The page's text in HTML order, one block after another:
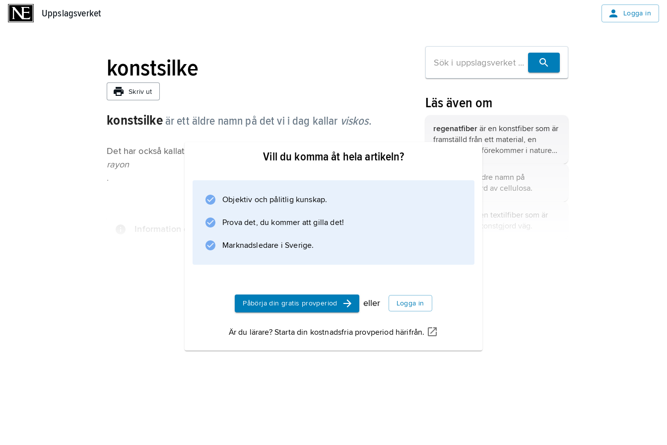
Uppslagsverket Logga in
konstsilke
Skriv ut
konstsilke är ett äldre namn på det vi i dag kallar viskos.
Det har också kallats
rayon
.
Information om artikeln
Vill du komma åt hela artikeln?
Objektiv och pålitlig kunskap.
Prova det, du kommer att gilla det!
Marknadsledare i Sverige.
Påbörja din gratis provperiod eller Logga in
Är du lärare? Starta din kostnadsfria provperiod härifrån.
Läs även om
regenatfiberär en konstfiber som är
framställd från ett material, en
polymer, som förekommer i naturen,
är ett äldre namn på
konstfiber gjord av cellulosa.
är en textilfiber som är
framställd på konstgjord väg.
cellulosafiber
från olika växter.